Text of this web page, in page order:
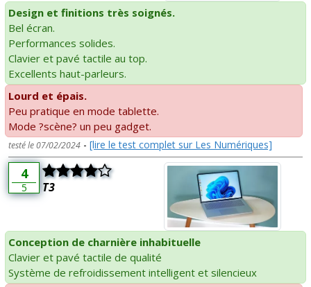
Design et finitions très soignés.
Bel écran.
Performances solides.
Clavier et pavé tactile au top.
Excellents haut-parleurs.
Lourd et épais.
Peu pratique en mode tablette.
Mode ?scène? un peu gadget.
testé le 07/02/2024 - [lire le test complet sur Les Numériques]
4
5 T3
Conception de charnière inhabituelle
Clavier et pavé tactile de qualité
Système de refroidissement intelligent et silencieux